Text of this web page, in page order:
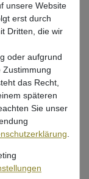
unsere Website
erst durch
Dritten, die wir
oder aufgrund
Zustimmung
das Recht,
späteren
Sie unser
.